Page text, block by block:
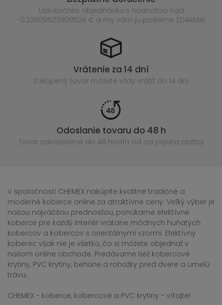
Uskutočnite objednávku s hodnotou nad
-0.23809523809524 € a my vám ju pošleme ZDARMA!
Vrátenie za 14 dní
Zakúpený tovar môžete vždy vrátiť do 14 dní
Odoslanie tovaru do 48 h
Tovar odosielame do 48 hodín od od prijatia platby
V spoločnosti CHEMEX nakúpite kvalitné tradičné a
moderné koberce online za atraktívne ceny. Veľký výber je
našou najväčšou prednosťou, ponúkame efektívne
koberce pre každý interiér vrátane módnych huňatých
kobercov a kobercov s orientálnymi vzormi. Efektívny
koberec však nie je všetko, čo si môžete objednať v
našom online obchode. Predávame tiež kobercové
krytiny, PVC krytiny, behúne a rohožky pred dvere a umelú
trávu.
CHEMEX - koberce, kobercové a PVC krytiny - vítajte!